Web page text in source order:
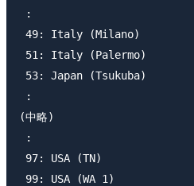
:
49: Italy (Milano)
51: Italy
53: Japan
:
(中略)
:
97: USA (TN)
99: USA (WA 1)